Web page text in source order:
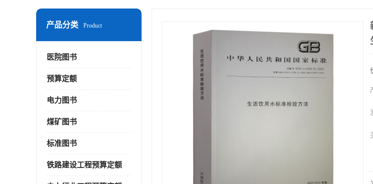
产品分类 Product
医院图书
预算定额
电力图书
煤矿图书
标准图书
铁路建设工程预算定额